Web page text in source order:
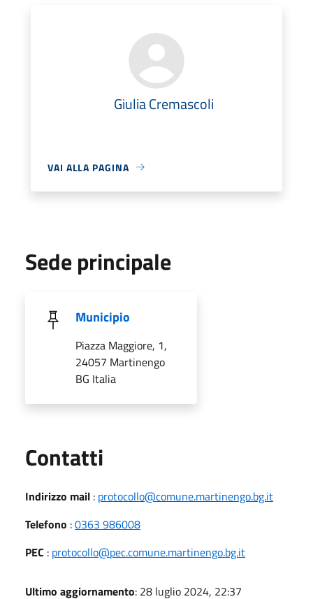
Giulia Cremascoli
VAI ALLA PAGINA
Sede principale
Municipio
Piazza Maggiore, 1,
24057 Martinengo
BG Italia
Contatti
Indirizzo mail : protocollo@comune.martinengo.bg.it
Telefono :0363 986008
PEC : protocollo@pec.comune.martinengo.bg.it
Ultimo aggiornamento: 28 luglio 2024, 22:37